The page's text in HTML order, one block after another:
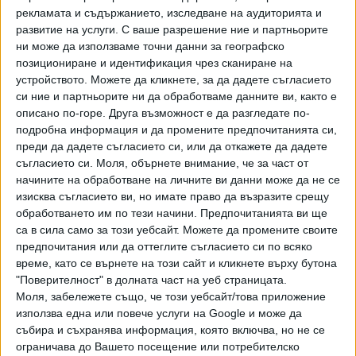
рекламата и съдържанието, изследване на аудиторията и
развитие на услуги. С ваше разрешение ние и партньорите
ни може да използваме точни данни за географско
позициониране и идентификация чрез сканиране на
устройството. Можете да кликнете, за да дадете съгласието
си ние и партньорите ни да обработваме данните ви, както е
описано по-горе. Друга възможност е да разгледате по-
подробна информация и да промените предпочитанията си,
преди да дадете съгласието си, или да откажете да дадете
съгласието си.
Моля, обърнете внимание, че за част от
начините на обработване на личните ви данни може да не се
изисква съгласието ви, но имате право да възразите срещу
обработването им по тези начини. Предпочитанията ви ще
са в сила само за този уебсайт. Можете да промените своите
предпочитания или да оттеглите съгласието си по всяко
време, като се върнете на този сайт и кликнете върху бутона
"Поверителност" в долната част на уеб страницата.
Моля, забележете също, че този уебсайт/това приложение
използва една или повече услуги на Google и може да
събира и съхранява информация, която включва, но не се
ограничава до Вашето посещение или потребителско
ще подпише с компанията Gilead Sciences Ireland UC -
притежател на разрешението за употреба. В документа
са добавени крайни срокове за изпълнение и
допълнителни изисквания за качество. Gilead Sciences
Ireland UC е компанията, с която Европейската комисия
сключи рамкови договори за доставки на ниво ЕС, като
България се присъедини към страните, подписали
споразумението. От здравно министерство коментираха
пред "Сега", че няма конкретно възникнал проблем със
срокове и качество на доставките, а само се правят
технически допълнения в текста на договора, така че
двете страни да могат да го подпишат.
Подготвяният договор с Gilead Sciences Ireland UC е за
допълнителни 30 000 флакона, които да покрият нуждите
до март. Количествата са определени след анализ на
заявките на самите лечебни заведения. Финансовият
ресурс за доставките до края на годината - 4 860 000
лв., бяха осигурени миналата седмица с решение на